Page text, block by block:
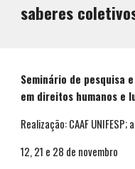
saberes
Seminário de pesquisa
em direitos humanos e
Realização: CAAF
12, 21 e 28 de novembro